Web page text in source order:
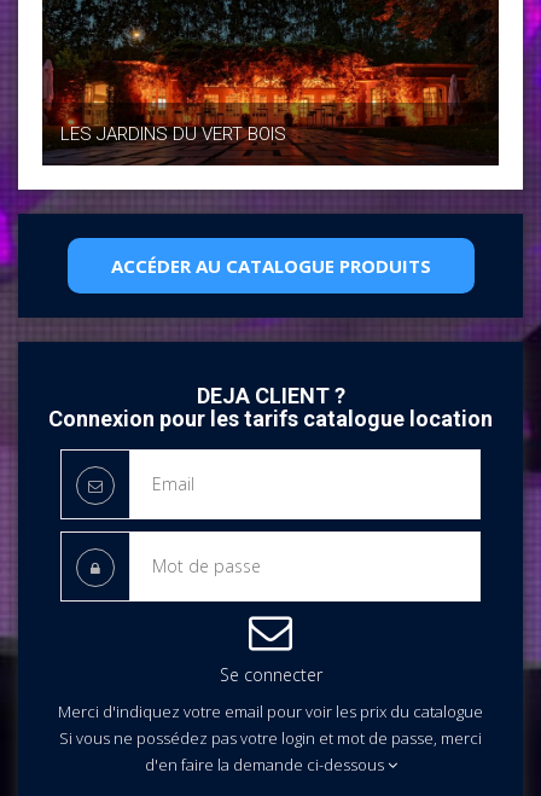
LES JARDINS DU VERT BOIS
ACCÉDER AU CATALOGUE PRODUITS
DEJA CLIENT ?
Connexion pour les tarifs catalogue location
Se connecter
Merci d'indiquez votre email pour voir les prix du catalogue
Si vous ne possédez pas votre login et mot de passe, merci
d'en faire la demande ci-dessous